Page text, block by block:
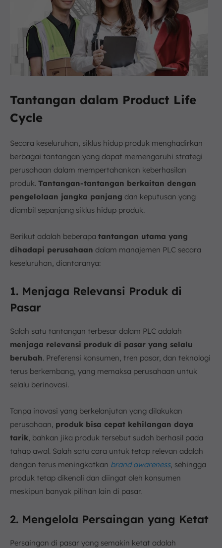
Tantangan dalam Product Life
Cycle
Secara keseluruhan, siklus hidup produk menghadirkan
berbagai tantangan yang dapat memengaruhi strategi
perusahaan dalam mempertahankan keberhasilan
produk. Tantangan-tantangan berkaitan dengan
pengelolaan jangka panjang dan keputusan yang
diambil sepanjang siklus hidup produk.
Berikut adalah beberapa tantangan utama yang
dihadapi perusahaan dalam manajemen PLC secara
keseluruhan, diantaranya:
1. Menjaga Relevansi Produk di
Pasar
Salah satu tantangan terbesar dalam PLC adalah
menjaga relevansi produk di pasar yang selalu
berubah. Preferensi konsumen, tren pasar, dan teknologi
terus berkembang, yang memaksa perusahaan untuk
selalu berinovasi.
Tanpa inovasi yang berkelanjutan yang dilakukan
perusahaan, produk bisa cepat kehilangan daya
tarik , bahkan jika produk tersebut sudah berhasil pada
tahap awal. Salah satu cara untuk tetap relevan adalah
dengan terus meningkatkan brand awareness, sehingga
produk tetap dikenali dan diingat oleh konsumen
meskipun banyak pilihan lain di pasar.
2. Mengelola Persaingan yang Ketat
Persaingan di pasar yang semakin ketat adalah